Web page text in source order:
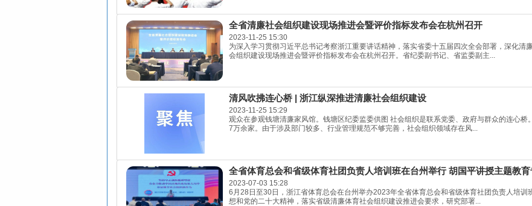
全省清廉社会组织建设现场推进会暨评价指标发布会在杭州召开
2023-11-25 15:30
为深入学习贯彻习近平总书记考察浙江重要讲话精神，落实省委十五届四次全会部署，深化清
会组织建设现场推进会暨评价指标发布会在杭州召开。省纪委副书记、省监委副主...
清风吹拂连心桥 | 浙江纵深推进清廉社会组织建设
2023-11-25 15:29
观众在参观钱塘清廉家风馆。钱塘区纪委监委供图 社会组织是联系党委、政府与群众的连心
7万余家。由于涉及部门较多、行业管理规范不够完善，社会组织领域存在风...
全省体育总会和省级体育社团负责人培训班在台州举行 胡国平讲授主题教
2023-07-03 15:28
6月28日至30日，浙江省体育总会在台州举办2023年全省体育总会和省级体育社团负责人培训
想和党的二十大精神，落实省级清廉体育社会组织建设推进会要求，研究部署...